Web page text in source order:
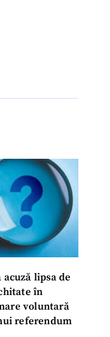
lipsa de
în
voluntară
referendum